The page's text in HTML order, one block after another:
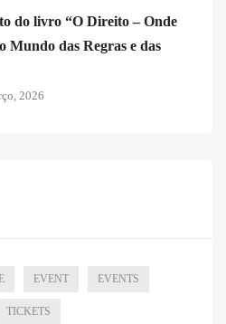
do livro “O Direito – Onde
Mundo das Regras e das
2026
EVENT EVENTS
TICKETS